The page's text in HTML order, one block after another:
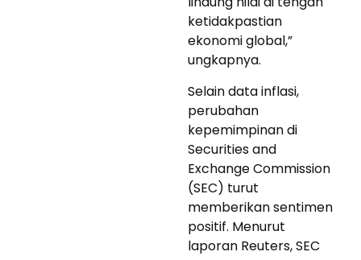
ketidakpastian
ekonomi global,”
ungkapnya.
Selain data inflasi,
perubahan
kepemimpinan di
Securities and
Exchange Commission
(SEC) turut
memberikan sentimen
positif. Menurut
laporan Reuters, SEC